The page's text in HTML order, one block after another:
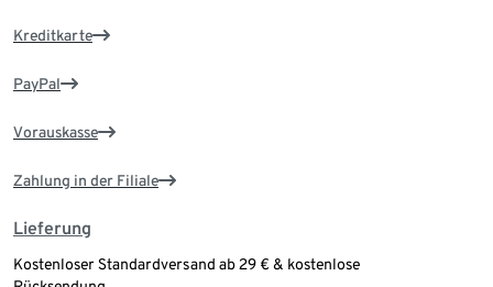
Kreditkarte
PayPal
Vorauskasse
Zahlung in der Filiale
Lieferung
Kostenloser Standardversand ab 29 € & kostenlose